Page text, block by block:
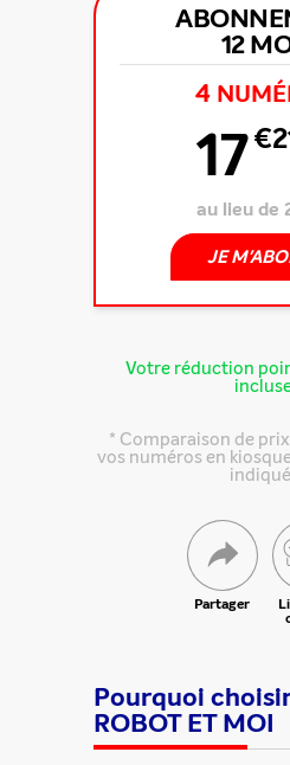
12
4
17
au lieu de
JE
Votre réduction
* Comparaison de
vos numéros en
Partager
Pourquoi
ROBOT ET MOI